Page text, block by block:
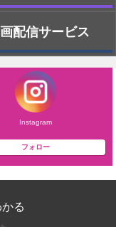
配信サービス
Instagram
フォロー
る